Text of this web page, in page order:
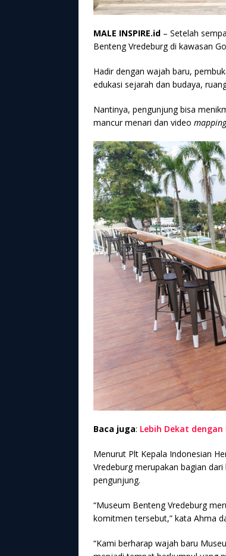
MALE INSPIRE.id – Setelah
Benteng Vredeburg di kawasan
Hadir dengan wajah baru,
edukasi sejarah dan budaya,
Nantinya, pengunjung bisa
mancur menari dan video mapping
Baca juga: Lebih Dekat
Menurut Plt Kepala Indonesian
Vredeburg merupakan bagian
pengunjung.
“Museum Benteng Vredeburg
komitmen tersebut,” kata Ahma
“Kami berharap wajah baru